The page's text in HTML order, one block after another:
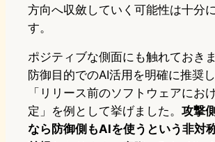
方向へ収斂していく可能性は十分
す。
ポジティブな側面にも触れておき
防御目的でのAI活用を明確に推奨し
「リリース前のソフトウェアにお
定」を例として挙げました。 攻撃
なら防御側もAIを使うという非対